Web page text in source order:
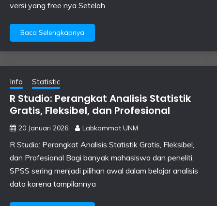
versi yang free nya Setelah
Baca Selengkapnya
Info Statistic
R Studio: Perangkat Analisis Statistik
Gratis, Fleksibel, dan Profesional
20 Januari 2026 Labkommat UNM
R Studio: Perangkat Analisis Statistik Gratis, Fleksibel,
dan Profesional Bagi banyak mahasiswa dan peneliti,
SPSS sering menjadi pilihan awal dalam belajar analisis
data karena tampilannya